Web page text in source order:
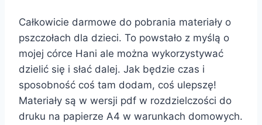
Całkowicie darmowe do pobrania materiały o
pszczołach dla dzieci. To powstało z myślą o
mojej córce Hani ale można wykorzystywać
dzielić się i słać dalej. Jak będzie czas i
sposobność coś tam dodam, coś ulepszę!
Materiały są w wersji pdf w rozdzielczości do
druku na papierze A4 w warunkach domowych.